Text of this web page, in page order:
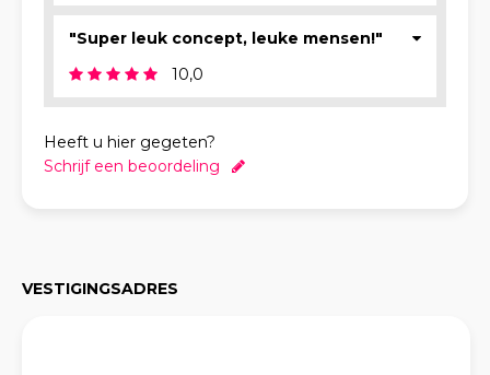
"Super leuk concept, leuke mensen!"
10,0
Heeft u hier gegeten?
Schrijf een beoordeling
VESTIGINGSADRES